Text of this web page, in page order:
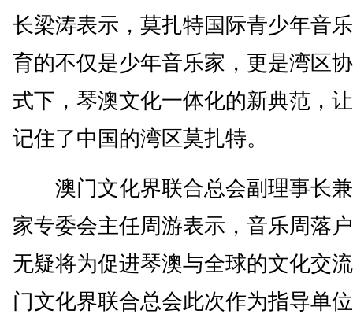
长梁涛表示，莫扎特国际青少年音
育的不仅是少年音乐家，更是湾区
式下，琴澳文化一体化的新典范，
记住了中国的湾区莫扎特。
澳门文化界联合总会副理事长
家专委会主任周游表示，音乐周落
无疑将为促进琴澳与全球的文化交
门文化界联合总会此次作为指导单